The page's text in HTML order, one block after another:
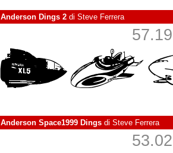
Anderson Dings 2 di Steve Ferrera
Anderson Space1999 Dings di Steve Ferrera